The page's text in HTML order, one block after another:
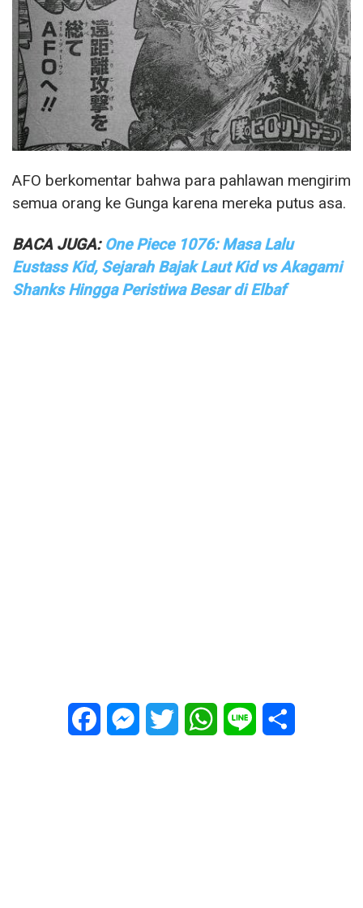
AFO berkomentar bahwa para pahlawan mengirim
semua orang ke Gunga karena mereka putus asa.
BACA JUGA: One Piece 1076: Masa Lalu
Eustass Kid, Sejarah Bajak Laut Kid vs Akagami
Shanks Hingga Peristiwa Besar di Elbaf
FacebookMessenger
Twitter WhatsApp
Line